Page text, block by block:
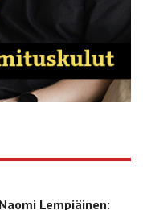
Lempiäinen: